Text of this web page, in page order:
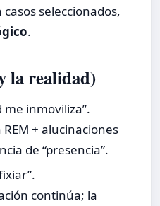
seleccionados,
.
la realidad)
me inmoviliza”.
+ alucinaciones
de “presencia”.
continúa; la